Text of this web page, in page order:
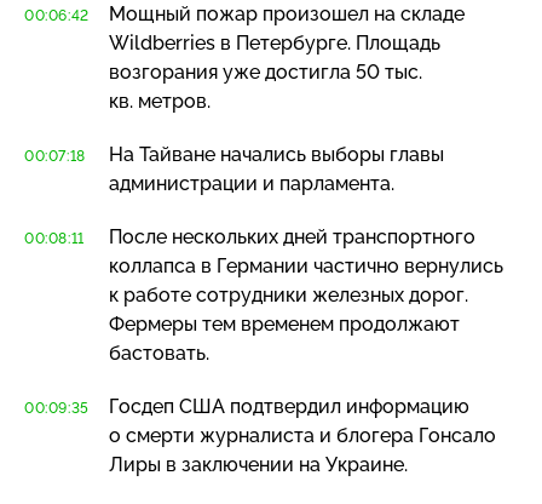
00:06:42
Мощный пожар произошел на складе
Wildberries в Петербурге. Площадь
возгорания уже достигла 50 тыс.
кв. метров.
00:07:18
На Тайване начались выборы главы
администрации и парламента.
00:08:11
После нескольких дней транспортного
коллапса в Германии частично вернулись
к работе сотрудники железных дорог.
Фермеры тем временем продолжают
бастовать.
00:09:35
Госдеп США подтвердил информацию
о смерти журналиста и блогера Гонсало
Лиры в заключении на Украине.